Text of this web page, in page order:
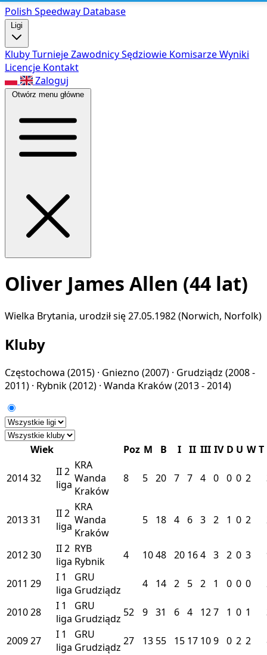
Polish Speedway Database
Ligi
KlubyTurniejeZawodnicySędziowie KomisarzeWyniki
Licencje Kontakt
Zaloguj
Otwórz menu główne
Oliver James Allen (44 lat)
Wielka Brytania, urodził się 27.05.1982 (Norwich, Norfolk)
Kluby
Częstochowa (2015) · Gniezno (2007) · Grudziądz (2008 -
2011) · Rybnik(2012) · Wanda Kraków(2013 - 2014)
Wiek Poz M B I II III IV D U W T
201432 II2
liga
KRA
Wanda
Kraków
8 5 20 7 7 4 0 0 0 2
201331 II2
liga
KRA
Wanda
Kraków
5 18 4 6 3 2 1 0 2
201230 II2
liga
RYB
Rybnik
4 1048 20 164 3 2 0 3
2011 29 I 1
liga
GRU
Grudziądz
4 14 2 5 2 1 0 0 0
201028 I 1
liga
GRU
Grudziądz 52 9 31 6 4 127 1 0 1
200927 I 1
liga
GRU
Grudziądz 27 13 55 15 17 109 0 2 2